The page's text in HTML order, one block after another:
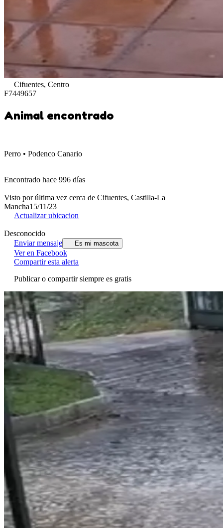
Cifuentes, Centro
F7449657
Animal encontrado
Perro • Podenco Canario
Encontrado hace 996 días
Visto por última vez cerca de Cifuentes, Castilla-La
Mancha15/11/23
Actualizar ubicacion
Desconocido
Enviar mensaje
Es mi mascota
Ver en Facebook
Compartir esta alerta
Publicar o compartir siempre es gratis